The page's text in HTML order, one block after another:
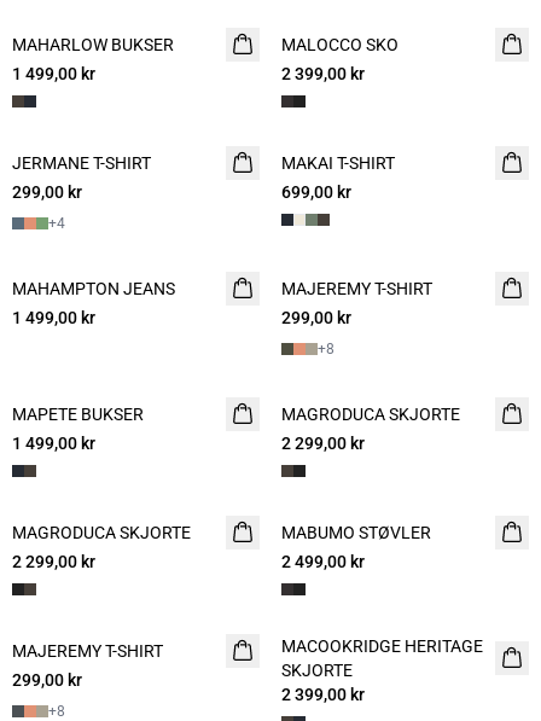
NYHET
MAHARLOW BUKSER
1 499,00 kr
NYHET
MALOCCO SKO
2 399,00 kr
NYHET
2 for 500
JERMANE T-SHIRT
299,00 kr
+4
NYHET
MAKAI T-SHIRT
699,00 kr
NYHET
MAHAMPTON JEANS
1 499,00 kr
NYHET
2 for 500
MAJEREMY T-SHIRT
299,00 kr
+8
NYHET
MAPETE BUKSER
1 499,00 kr
NYHET
MAGRODUCA SKJORTE
2 299,00 kr
NYHET
MAGRODUCA SKJORTE
2 299,00 kr
NYHET
MABUMO STØVLER
2 499,00 kr
NYHET
2 for 500
MAJEREMY T-SHIRT
299,00 kr
+8
NYHET
MACOOKRIDGE HERITAGE
SKJORTE
2 399,00 kr